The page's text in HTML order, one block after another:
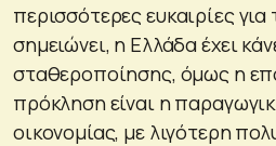
περισσότερες ευκαιρίες
σημειώνει, η Ελλάδα έχει
σταθεροποίησης, όμως η
πρόκληση είναι η
οικονομίας, με λιγότερη